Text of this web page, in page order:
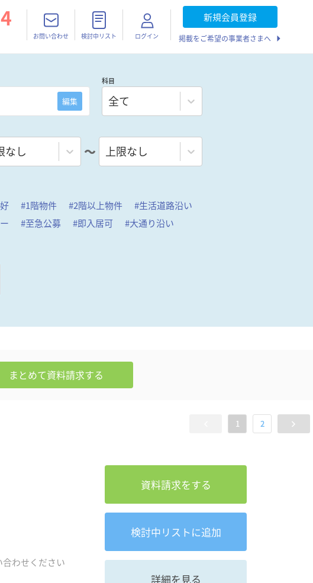
お問い合わせ 検討中リスト ログイン
新規会員登録
掲載をご希望の事業者さまへ
編集
科目
全て
なし 〜 上限なし
#1階物件 #2階以上物件 #生活道路沿い
#至急公募 #即入居可 #大通り沿い
まとめて資料請求する
1 2
合わせください
資料請求をする
検討中リストに追加
詳細を見る